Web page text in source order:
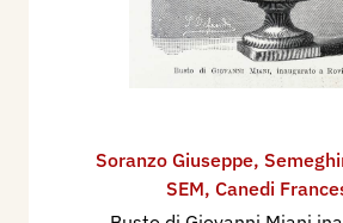
Soranzo Giuseppe,
SEM, Canedi